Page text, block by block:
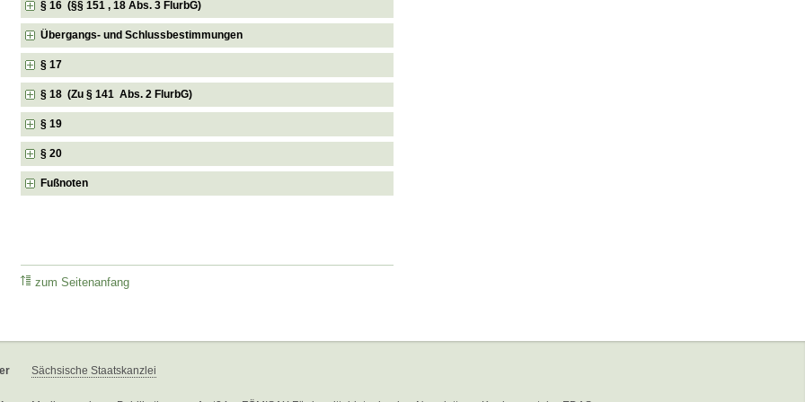
§ 16 (§§ 151 , 18 Abs. 3 FlurbG)
Übergangs- und Schlussbestimmungen
§ 17
§ 18 (Zu § 141 Abs. 2 FlurbG)
§ 19
§ 20
Fußnoten
zum Seitenanfang
Sächsische Staatskanzlei